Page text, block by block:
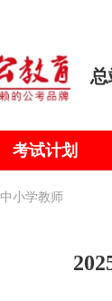
考试计划
中小学教师